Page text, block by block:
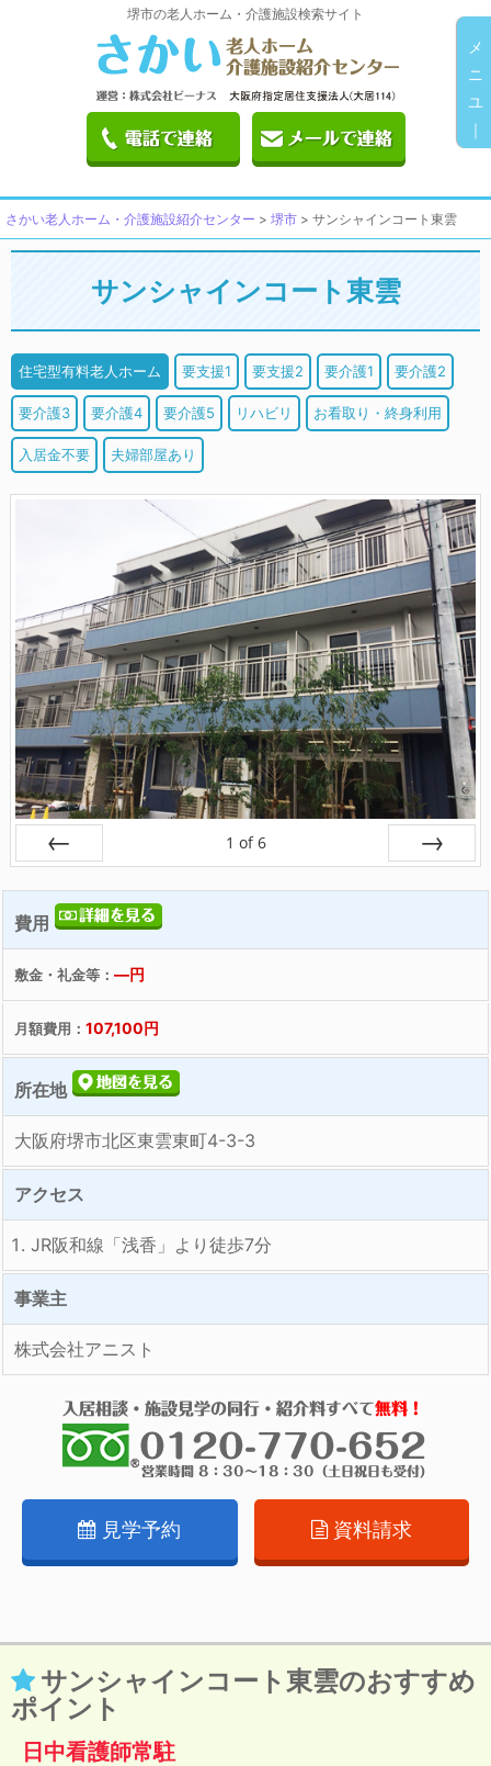
堺市の老人ホーム・介護施設検索サイト
さかい老人ホーム・介護施設紹介センター > 堺市 > サンシャインコート東雲
サンシャインコート東雲
住宅型有料老人ホーム 要支援1 要支援2 要介護1 要介護2
要介護3 要介護4 要介護5 リハビリ お看取り・終身利用
入居金不要 夫婦部屋あり
1 of 6
費用
敷金・礼金等： ―円
月額費用： 107,100円
所在地
大阪府堺市北区東雲東町4-3-3
アクセス
JR阪和線「浅香」より徒歩7分
事業主
株式会社アニスト
見学予約 資料請求
サンシャインコート東雲のおすすめ
ポイント
日中看護師常駐
メ
ニ
ユ
｜